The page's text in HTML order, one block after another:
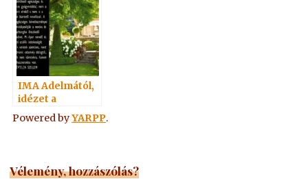
IMA Adelmától,
idézet a
Névtelen
Szellemtől 1.
Powered byYARPP.
Vélemény, hozzászólás?